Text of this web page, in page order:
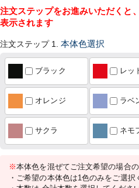
注文ステップをお進みいただくと
表示されます
注文ステップ 1. 本体色選択
ブラック レッ
オレンジ ラベ
サクラ ネモ
※本体色を混ぜてご注文希望の場合
・ご希望の本体色は1色のみをご選択